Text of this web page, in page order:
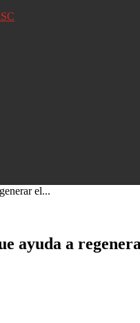
el...
ayuda a